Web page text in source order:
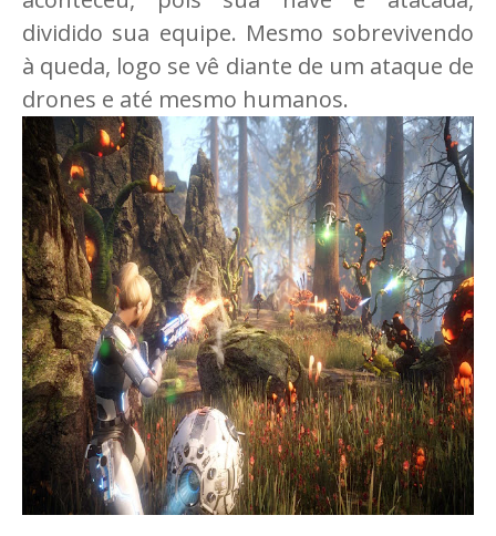
dividido sua equipe. Mesmo sobrevivendo
à queda, logo se vê diante de um ataque de
drones e até mesmo humanos.